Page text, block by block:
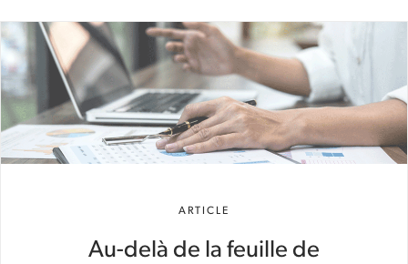
ARTICLE
Au-delà de la feuille de